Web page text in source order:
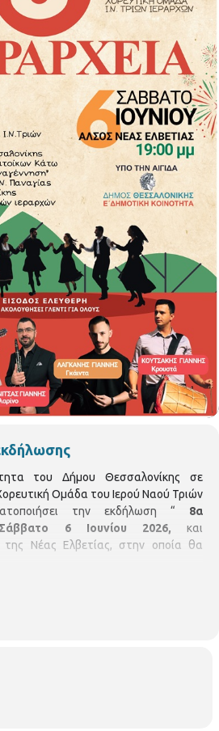
του Δήμου Θεσσαλονίκης σε
Ομάδα του Ιερού Ναού Τριών
την εκδήλωση “ 8α
6 Ιουνίου 2026,και
Νέας Ελβετίας, στην οποία θα